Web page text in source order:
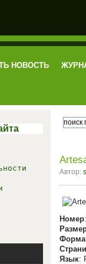
НОВОСТЬ
Автор:
Номер
Язык: